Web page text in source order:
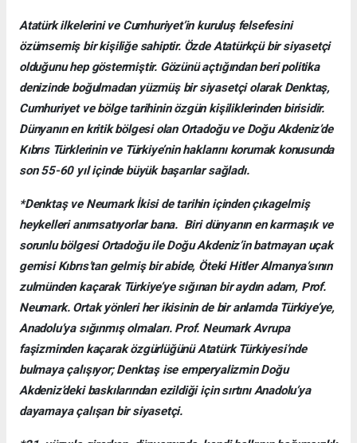
Atatürk ilkelerini ve Cumhuriyet’in kuruluş felsefesini
özümsemiş bir kişiliğe sahiptir. Özde Atatürkçü bir siyasetçi
olduğunu hep göstermiştir. Gözünü açtığından beri politika
denizinde boğulmadan yüzmüş bir siyasetçi olarak Denktaş,
Cumhuriyet ve bölge tarihinin özgün kişiliklerinden birisidir.
Dünyanın en kritik bölgesi olan Ortadoğu ve Doğu Akdeniz’de
Kıbrıs Türklerinin ve Türkiye’nin haklarını korumak konusunda
son 55-60 yıl içinde büyük başarılar sağladı.
*Denktaş ve Neumark İkisi de tarihin içinden çıkagelmiş
heykelleri anımsatıyorlar bana. Biri dünyanın en karmaşık ve
sorunlu bölgesi Ortadoğu ile Doğu Akdeniz’in batmayan uçak
gemisi Kıbrıs’tan gelmiş bir abide, Öteki Hitler Almanya’sının
zulmünden kaçarak Türkiye’ye sığınan bir aydın adam, Prof.
Neumark. Ortak yönleri her ikisinin de bir anlamda Türkiye’ye,
Anadolu’ya sığınmış olmaları. Prof. Neumark Avrupa
faşizminden kaçarak özgürlüğünü Atatürk Türkiyesi’nde
bulmaya çalışıyor; Denktaş ise emperyalizmin Doğu
Akdeniz’deki baskılarından ezildiği için sırtını Anadolu’ya
dayamaya çalışan bir siyasetçi.